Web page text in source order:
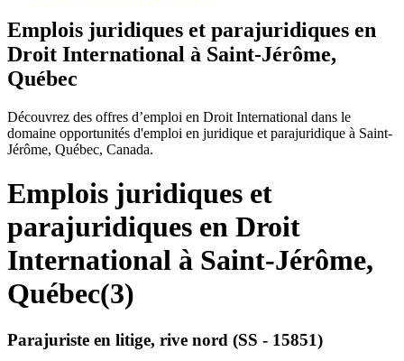
Emplois juridiques et parajuridiques en
Droit International à Saint-Jérôme,
Québec
Découvrez des offres d’emploi en Droit International dans le
domaine opportunités d'emploi en juridique et parajuridique à Saint-
Jérôme, Québec, Canada.
Emplois juridiques et
parajuridiques en Droit
International à Saint-Jérôme,
Québec(3)
Parajuriste en litige, rive nord (SS - 15851)